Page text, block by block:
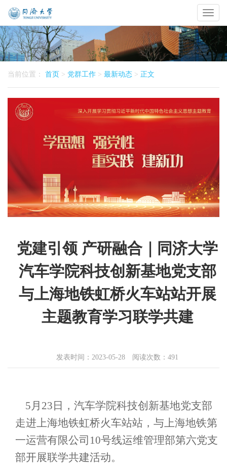
Toggle
当前位置： 首页 > 党群工作 > 最新动态 > 正文
党建引领 产研融合｜同济大学
汽车学院科技创新基地党支部
与上海地铁虹桥火车站站开展
主题教育学习联学共建
发表时间：2023-05-28 阅读次数： 491
5月23日，汽车学院科技创新基地党支部
走进上海地铁虹桥火车站站，与上海地铁第
一运营有限公司10号线运维管理部第六党支
部开展联学共建活动。